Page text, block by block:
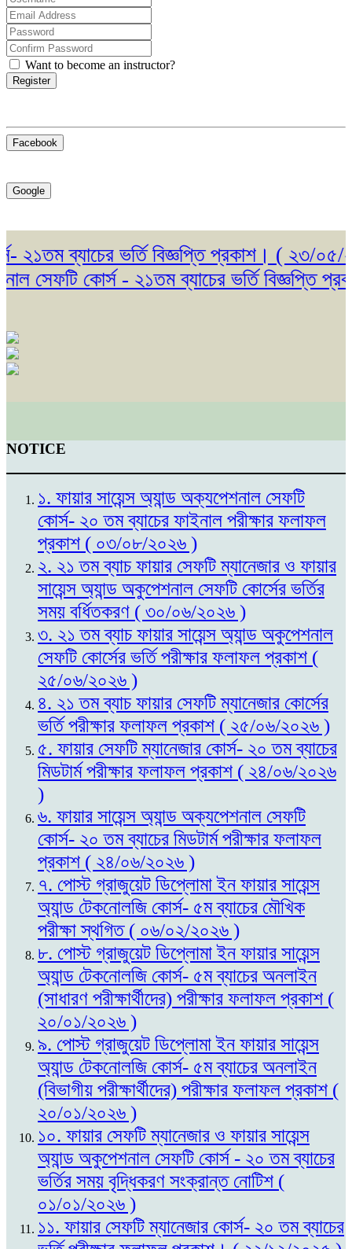
Want to become an instructor?
Register
Facebook
Google
ব্যাচের ভর্তি বিজ্ঞপ্তি প্রকাশ। ( ২৩/০৫/
সেফটি কোর্স - ২১তম ব্যাচের ভর্তি বিজ্ঞপ্তি
NOTICE
১. ফায়ার সায়েন্স অ্যান্ড অক্যপেশনাল সেফটি
কোর্স- ২০ তম ব্যাচের ফাইনাল পরীক্ষার ফলাফল
প্রকাশ ( ০৩/০৮/২০২৬ )
২. ২১ তম ব্যাচ ফায়ার সেফটি ম্যানেজার ও ফায়ার
সায়েন্স অ্যান্ড অকুপেশনাল সেফটি কোর্সের ভর্তির
সময় বর্ধিতকরণ ( ৩০/০৬/২০২৬ )
৩. ২১ তম ব্যাচ ফায়ার সায়েন্স অ্যান্ড অকুপেশনাল
সেফটি কোর্সের ভর্তি পরীক্ষার ফলাফল প্রকাশ (
২৫/০৬/২০২৬ )
৪. ২১ তম ব্যাচ ফায়ার সেফটি ম্যানেজার কোর্সের
ভর্তি পরীক্ষার ফলাফল প্রকাশ ( ২৫/০৬/২০২৬ )
৫. ফায়ার সেফটি ম্যানেজার কোর্স- ২০ তম ব্যাচের
মিডটার্ম পরীক্ষার ফলাফল প্রকাশ ( ২৪/০৬/২০২৬
)
৬. ফায়ার সায়েন্স অ্যান্ড অক্যপেশনাল সেফটি
কোর্স- ২০ তম ব্যাচের মিডটার্ম পরীক্ষার ফলাফল
প্রকাশ ( ২৪/০৬/২০২৬ )
৭. পোস্ট গ্রাজুয়েট ডিপ্লোমা ইন ফায়ার সায়েন্স
অ্যান্ড টেকনোলজি কোর্স- ৫ম ব্যাচের মৌখিক
পরীক্ষা স্থগিত ( ০৬/০২/২০২৬ )
৮. পোস্ট গ্রাজুয়েট ডিপ্লোমা ইন ফায়ার সায়েন্স
অ্যান্ড টেকনোলজি কোর্স- ৫ম ব্যাচের অনলাইন
(সাধারণ পরীক্ষার্থীদের) পরীক্ষার ফলাফল প্রকাশ (
২০/০১/২০২৬ )
৯. পোস্ট গ্রাজুয়েট ডিপ্লোমা ইন ফায়ার সায়েন্স
অ্যান্ড টেকনোলজি কোর্স- ৫ম ব্যাচের অনলাইন
(বিভাগীয় পরীক্ষার্থীদের) পরীক্ষার ফলাফল প্রকাশ (
২০/০১/২০২৬ )
১০. ফায়ার সেফটি ম্যানেজার ও ফায়ার সায়েন্স
অ্যান্ড অকুপেশনাল সেফটি কোর্স - ২০ তম ব্যাচের
ভর্তির সময় বৃদ্ধিকরণ সংক্রান্ত নোটিশ (
০১/০১/২০২৬ )
১১. ফায়ার সেফটি ম্যানেজার কোর্স- ২০ তম ব্যাচের